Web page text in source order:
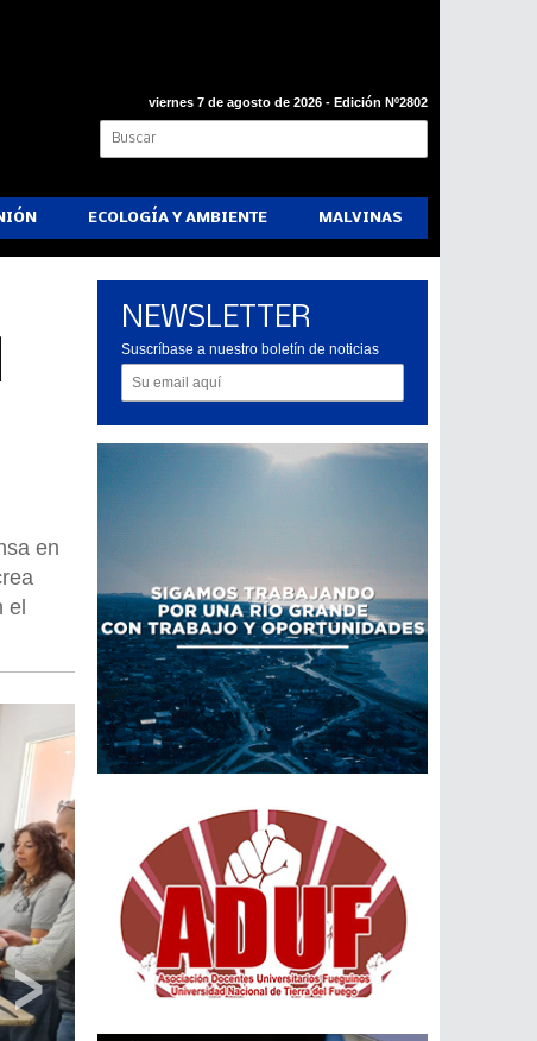
viernes 7 de agosto de 2026 - Edición Nº2802
ECOLOGÍA Y AMBIENTE MALVINAS
en
el
›
NEWSLETTER
Suscríbase a nuestro boletín de noticias